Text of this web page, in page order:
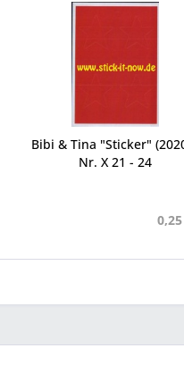
Bibi & Tina "Sticker"
Nr. X 21 - 24